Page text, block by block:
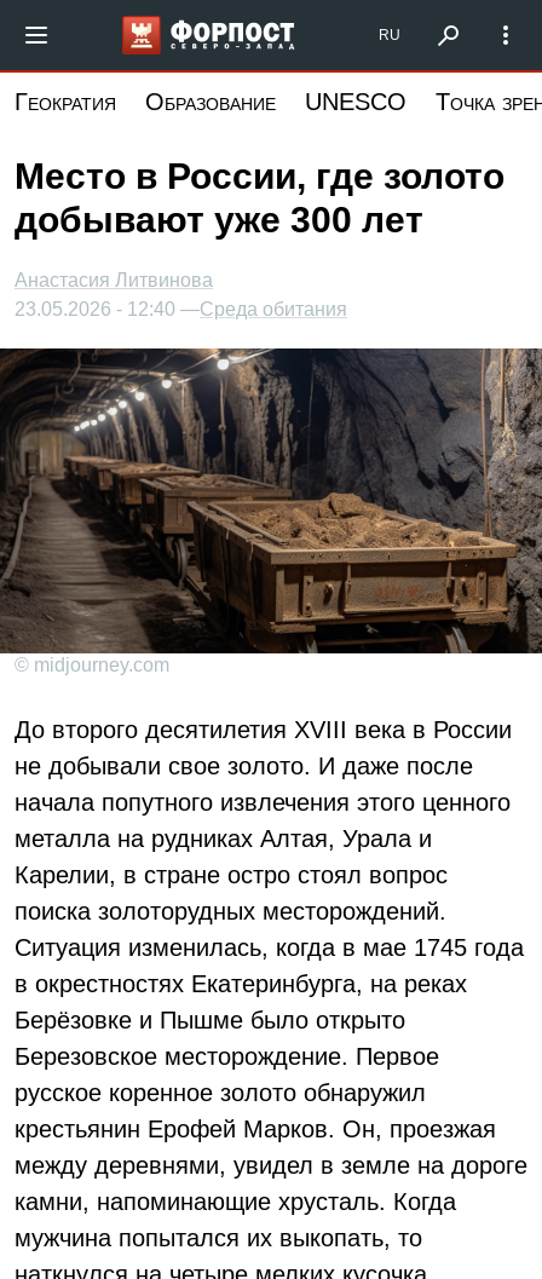
основному
Форпост Северо-Запад
RU
Геократия Образование UNESCO Точка
Место в России, где золото
добывают уже 300 лет
Анастасия Литвинова
23.05.2026 - 12:40 —Среда обитания
© midjourney.com
До второго десятилетия XVIII века в России
не добывали свое золото. И даже после
начала попутного извлечения этого ценного
металла на рудниках Алтая, Урала и
Карелии, в стране остро стоял вопрос
поиска золоторудных месторождений.
Ситуация изменилась, когда в мае 1745 года
в окрестностях Екатеринбурга, на реках
Берёзовке и Пышме было открыто
Березовское месторождение. Первое
русское коренное золото обнаружил
крестьянин Ерофей Марков. Он, проезжая
между деревнями, увидел в земле на дороге
камни, напоминающие хрусталь. Когда
мужчина попытался их выкопать, то